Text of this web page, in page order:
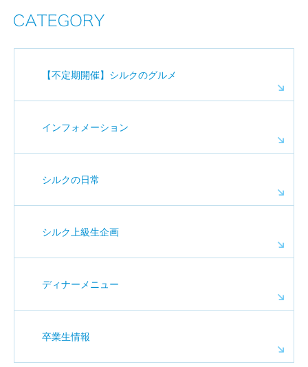
【不定期開催】シルクのグルメ
インフォメーション
シルクの日常
シルク上級生企画
ディナーメニュー
卒業生情報